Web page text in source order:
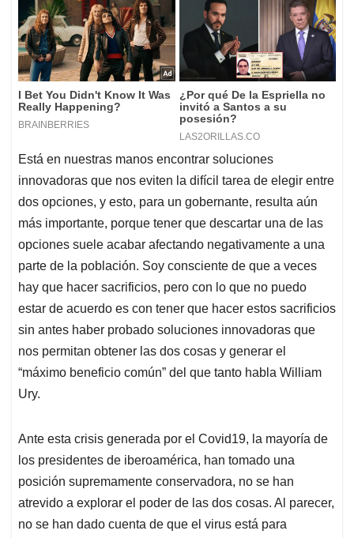
Está en nuestras manos encontrar soluciones
innovadoras que nos eviten la difícil tarea de elegir entre
dos opciones, y esto, para un gobernante, resulta aún
más importante, porque tener que descartar una de las
opciones suele acabar afectando negativamente a una
parte de la población. Soy consciente de que a veces
hay que hacer sacrificios, pero con lo que no puedo
estar de acuerdo es con tener que hacer estos sacrificios
sin antes haber probado soluciones innovadoras que
nos permitan obtener las dos cosas y generar el
“máximo beneficio común” del que tanto habla William
Ury.
Ante esta crisis generada por el Covid19, la mayoría de
los presidentes de iberoamérica, han tomado una
posición supremamente conservadora, no se han
atrevido a explorar el poder de las dos cosas. Al parecer,
no se han dado cuenta de que el virus está para